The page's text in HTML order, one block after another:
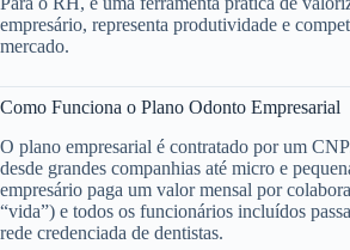
empresário, representa produtividade e
mercado.
Como Funciona o Plano Odonto Empresarial
O plano empresarial é contratado por um
desde grandes companhias até micro e
empresário paga um valor mensal por
“vida”) e todos os funcionários incluídos
rede credenciada de dentistas.